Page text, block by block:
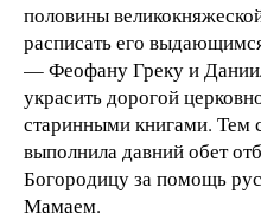
половины
расписать его
— Феофану Греку и
украсить дорогой
старинными книгами. Тем
выполнила давний обет
Богородицу за помощь
Мамаем.